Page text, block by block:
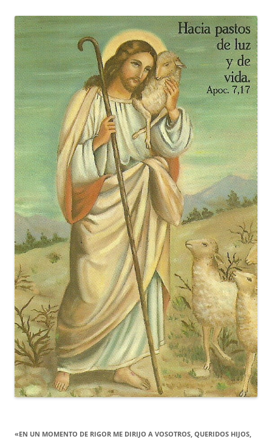
«EN UN MOMENTO DE RIGOR ME DIRIJO A VOSOTROS, QUERIDOS HIJOS,